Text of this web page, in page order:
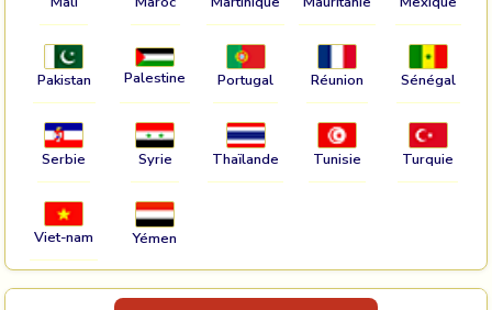
Pakistan Palestine Portugal Réunion Sénégal
Serbie Syrie Thaïlande Tunisie Turquie
Viet-nam Yémen